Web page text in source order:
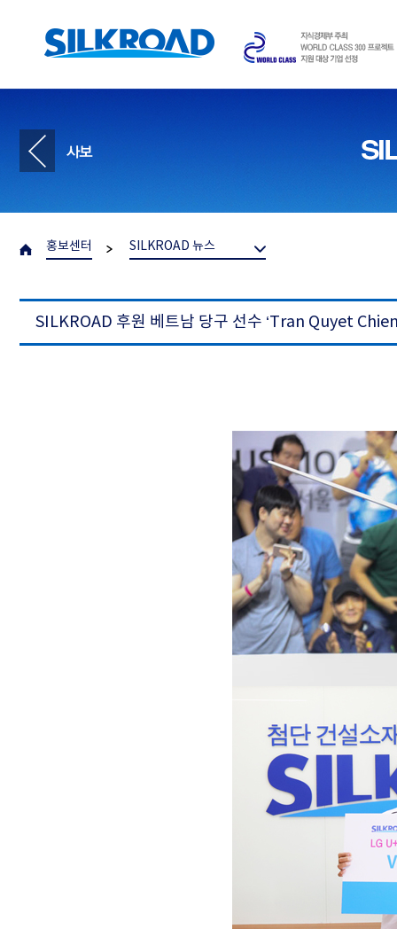
홍보센터 SILKROAD 뉴스
SILKROAD 후원 베트남 당구 선수 ‘Tran Quyet